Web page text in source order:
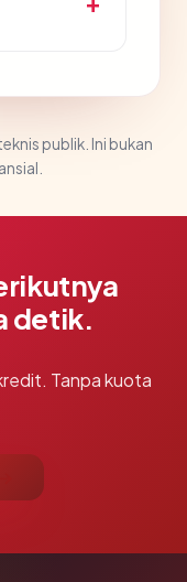
publik. Ini bukan
detik.
Tanpa kuota